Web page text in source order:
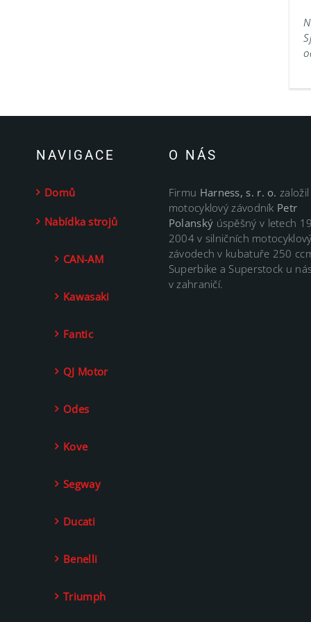
NAVIGACE
Domů
Nabídka strojů
CAN-AM
Kawasaki
Fantic
QJ Motor
Odes
Kove
Segway
Ducati
Benelli
Triumph
O NÁS
Firmu Harness, s. r. o.
motocyklový závodník Petr
Polanský úspěšný v letech
2004 v silničních
závodech v kubatuře 250
Superbike a Superstock u
v zahraničí.